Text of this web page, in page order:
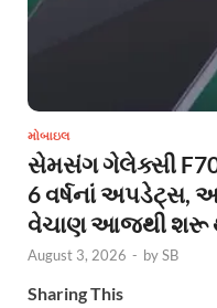
મોબાઇલ
સેમસંગ ગેલેક્સી F70
6 વર્ષનાં અપડેટ્સ,
વેચાણ આજથી શરૂ
August 3, 2026 - bySB
Sharing This